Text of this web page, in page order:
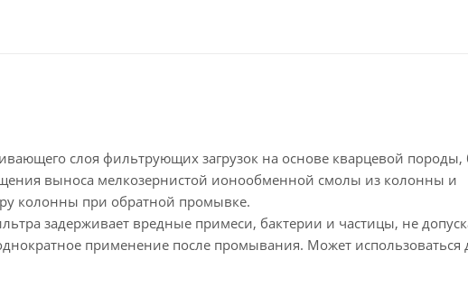
слоя фильтрующих загрузок на основе кварцевой породы,
выноса мелкозернистой ионообменной смолы из колонны и
колонны при обратной промывке.
задерживает вредные примеси, бактерии и частицы, не
применение после промывания. Может использоваться